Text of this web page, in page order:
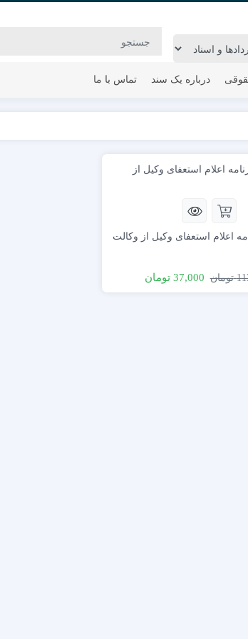
درباره یک سند تماس با ما
اعلام استعفای وکیل از وکالت
تومان 37,000 تومان